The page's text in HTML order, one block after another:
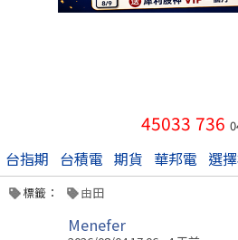
45033 736
台指期 台積電 期貨 華邦電 選
標籤： 由田
Menefer